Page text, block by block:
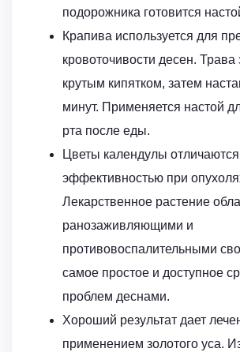
подорожника готовится
Крапива используется для
кровоточивости десен. Трава
крутым кипятком, затем
минут. Применяется настой
рта после еды.
Цветы календулы
эффективностью при
Лекарственное растение
ранозаживляющими и
противовоспалительными
самое простое и доступное
проблем деснами.
Хороший результат дает
применением золотого уса.